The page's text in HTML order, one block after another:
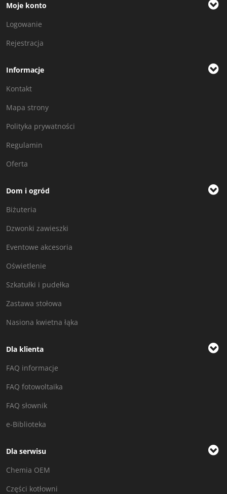
Moje konto
Logowanie
Rejestracja
Informacje
Kontakt
Mapa strony
Polityka prywatności
Regulamin
Oferta
Dom i ogród
Biżuteria
Dzwonki zawieszki
Eventowe akcesoria
Oświetlenie
Szkatułki i pudełka
Zastawa stołowa
Nasiona kwietna łąka
Dla klienta
FAQ informacje
FAQ fotowoltaika
FAQ słownik
e-Biblioteka
Dla serwisu
Chemia OEM
Części kotłowni